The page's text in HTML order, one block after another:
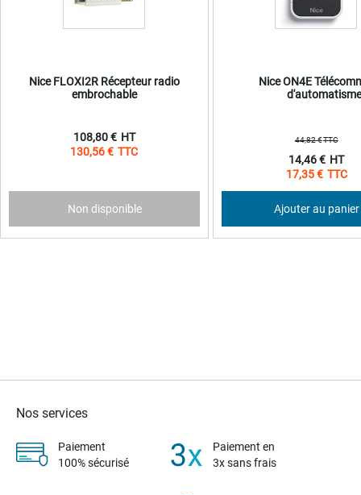
Nice FLOXI2R Récepteur radio
embrochable
130,56 €
108,80 €
Non disponible
Nice ON4E
Prix
Spécial
17,35 €
14,46 €
44,82 €
Ajouter au panier
Nos services
Paiement
100% sécurisé
Paiement en
3x sans frais